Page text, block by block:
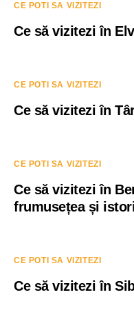
CE POTI SA VIZITEZI
Ce să vizitezi în
CE POTI SA VIZITEZI
Ce să vizitezi în
CE POTI SA VIZITEZI
Ce să vizitezi în
frumusețea și
CE POTI SA VIZITEZI
Ce să vizitezi în